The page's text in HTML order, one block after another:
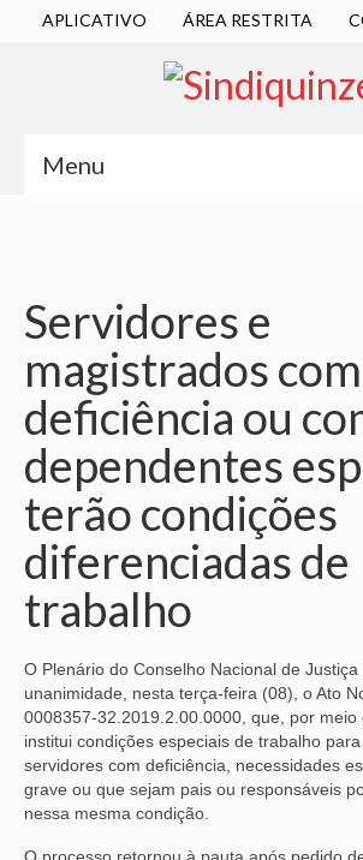
APLICATIVO ÁREA RESTRITA
Menu
DIRETORIA EXECUTIVA
ESTATUTO
ATAS
LOCALIZAÇÃO
QUEM SOMOS
NOSSA HISTÓRIA
SUBSEDES
ARAÇATUBA
BAURU
PRESIDENTE PRUDENTE
RIBEIRÃO PRETO
Servidores e
magistrados com
deficiência ou
dependentes
terão condições
diferenciadas de
trabalho
O Plenário do Conselho Nacional de
unanimidade, nesta terça-feira (08), o Ato
0008357-32.2019.2.00.0000, que, por meio
institui condições especiais de trabalho
servidores com deficiência, necessidades
grave ou que sejam pais ou responsáveis
nessa mesma condição.